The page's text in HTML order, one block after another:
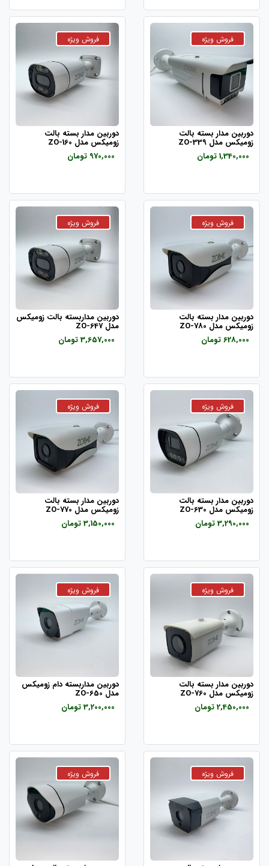
دوربین مدار بسته بالت
زومیکس مدل ZO-339
1,340,000 تومان
دوربین مدار بسته بالت
زومیکس مدل ZO-160
970,000 تومان
دوربین مدار بسته بالت
زومیکس مدل ZO-780
628,000 تومان
دوربین مداربسته بالت زومیکس
مدل ZO-647
3,657,000 تومان
دوربین مدار بسته بالت
زومیکس مدل ZO-630
3,290,000 تومان
دوربین مدار بسته بالت
زومیکس مدل ZO-770
3,150,000 تومان
دوربین مدار بسته بالت
زومیکس مدل ZO-760
2,450,000 تومان
دوربین مداربسته دام زومیکس
مدل ZO-650
3,200,000 تومان